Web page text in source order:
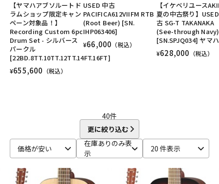
【ヤマハアブソルートド
ラムショップ限定キャン
ペーン対象品！】
Recording Custom 6pc
Drum Set - シルバース
パークル
[22BD.8TT.10TT.12TT.14FT.16FT]
¥655,600 （税込）
USED 中古
PACIFICA612VIIFM RTB
(Root Beer) [SN.
IHP063406]
¥66,000 （税込）
【イケベリユース
夏の中古祭り】
古 SG-T TAKANAKA
(See-through Navy)
[SN.SPJQ034] ヤマハ
¥628,000 （税込）
40件
更に絞り込む
価格が安い
在庫ありのみ表
示
20 件表示